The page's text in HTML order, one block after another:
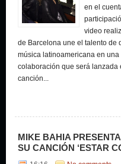
en el
video
de Barcelona une el talento de
música latinoamericana en una
colaboración que será lanzada
canción...
MIKE BAHIA
SU CANCIÓN ‘ESTAR